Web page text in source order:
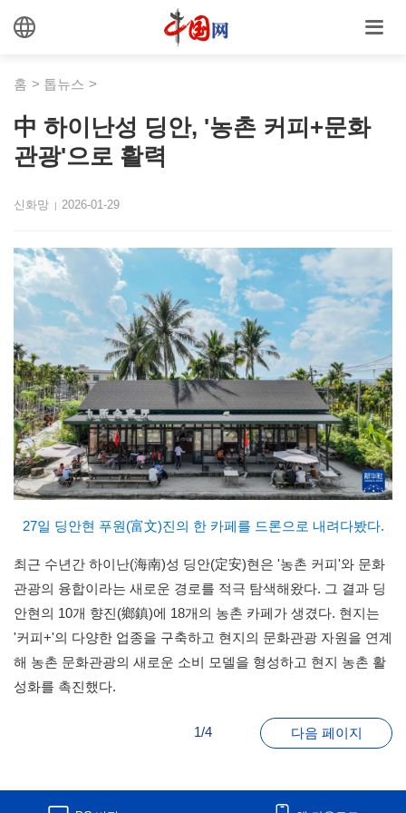
홈 > 톱뉴스 >
中 하이난성 딩안, '농촌 커피+문화
관광'으로 활력
신화망 | 2026-01-29
27일 딩안현 푸원(富文)진의 한 카페를 드론으로 내려다봤다.
최근 수년간 하이난(海南)성 딩안(定安)현은 '농촌 커피'와 문화
관광의 융합이라는 새로운 경로를 적극 탐색해왔다. 그 결과 딩
안현의 10개 향진(鄉鎮)에 18개의 농촌 카페가 생겼다. 현지는
'커피+'의 다양한 업종을 구축하고 현지의 문화관광 자원을 연계
해 농촌 문화관광의 새로운 소비 모델을 형성하고 현지 농촌 활
성화를 촉진했다.
1/4 다음 페이지